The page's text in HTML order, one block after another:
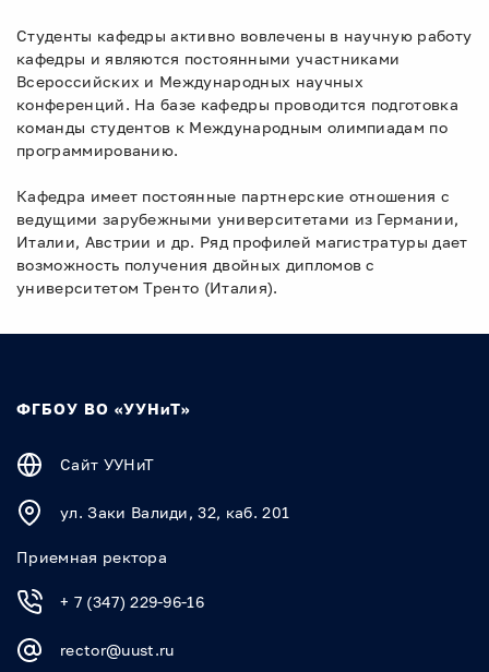
Студенты кафедры активно вовлечены в научную работу
кафедры и являются постоянными участниками
Всероссийских и Международных научных
конференций. На базе кафедры проводится подготовка
команды студентов к Международным олимпиадам по
программированию.
Кафедра имеет постоянные партнерские отношения с
ведущими зарубежными университетами из Германии,
Италии, Австрии и др. Ряд профилей магистратуры дает
возможность получения двойных дипломов с
университетом Тренто (Италия).
ФГБОУ ВО «УУНиТ»
Сайт УУНиТ
ул. Заки Валиди, 32, каб. 201
Приемная ректора
+ 7 (347) 229-96-16
rector@uust.ru